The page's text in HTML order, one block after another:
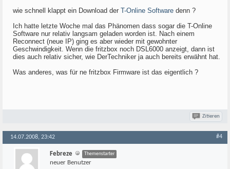
wie schnell klappt ein Download der T-Online Software denn ?
Ich hatte letzte Woche mal das Phänomen dass sogar die T-Online
Software nur relativ langsam geladen worden ist. Nach einem
Reconnect (neue IP) ging es aber wieder mit gewohnter
Geschwindigkeit. Wenn die fritzbox noch DSL6000 anzeigt, dann ist
dies auch relativ sicher, wie DerTechniker ja auch bereits erwähnt hat.
Was anderes, was für ne fritzbox Firmware ist das eigentlich ?
Zitieren
14.07.2008, 23:42 #4
Febreze Themenstarter
neuer Benutzer